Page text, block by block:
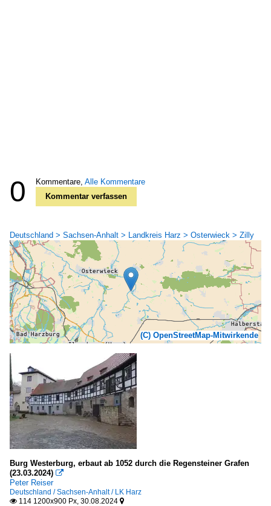
0 Kommentare, Alle Kommentare
Kommentar verfassen
Deutschland > Sachsen-Anhalt > Landkreis Harz > Osterwieck > Zilly
(C) OpenStreetMap-Mitwirkende
Burg Westerburg, erbaut ab 1052 durch die Regensteiner Grafen
(23.03.2024) 
Peter Reiser
Deutschland / Sachsen-Anhalt / LK Harz
 114 1200x900 Px, 30.08.2024 